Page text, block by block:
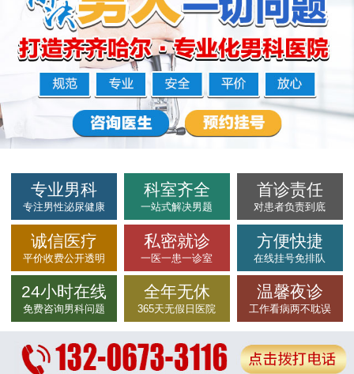
专业男科
专注男性泌尿健康
科室齐全
一站式解决男题
首诊责任
对患者负责到底
诚信医疗
平价收费公开透明
私密就诊
一医一患一诊室
方便快捷
在线挂号免排队
24小时在线
免费咨询男科问题
全年无休
365天无假日医院
温馨夜诊
工作看病两不耽误